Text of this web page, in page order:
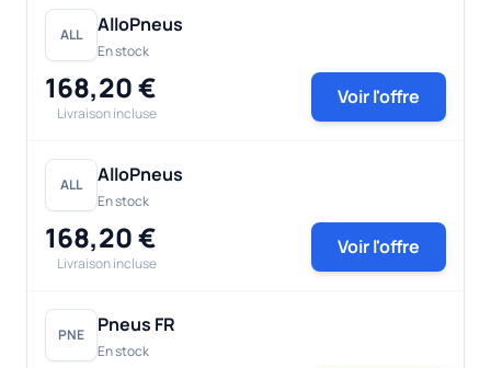
ALL AlloPneus
En stock
168,20 €
Livraison incluse
Voir l'offre
ALL AlloPneus
En stock
168,20 €
Livraison incluse
Voir l'offre
PNE Pneus FR
En stock